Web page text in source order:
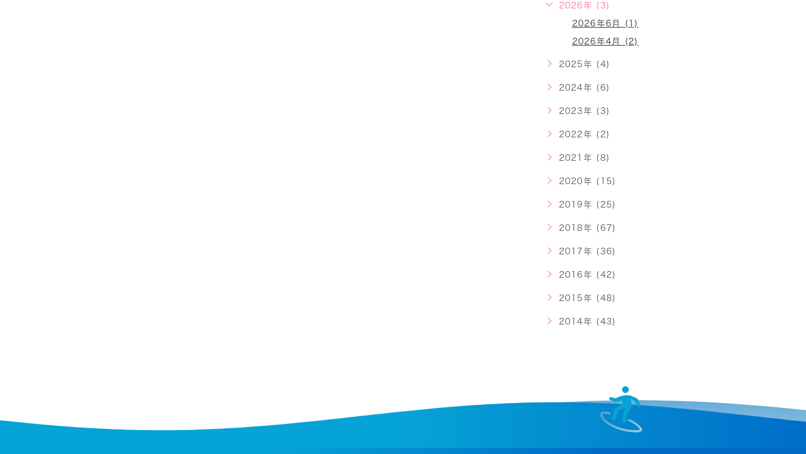
2026年 (3)
2026年6月 (1)
2026年4月 (2)
2025年 (4)
2024年 (6)
2023年 (3)
2022年 (2)
2021年 (8)
2020年 (15)
2019年 (25)
2018年 (67)
2017年 (36)
2016年 (42)
2015年 (48)
2014年 (43)